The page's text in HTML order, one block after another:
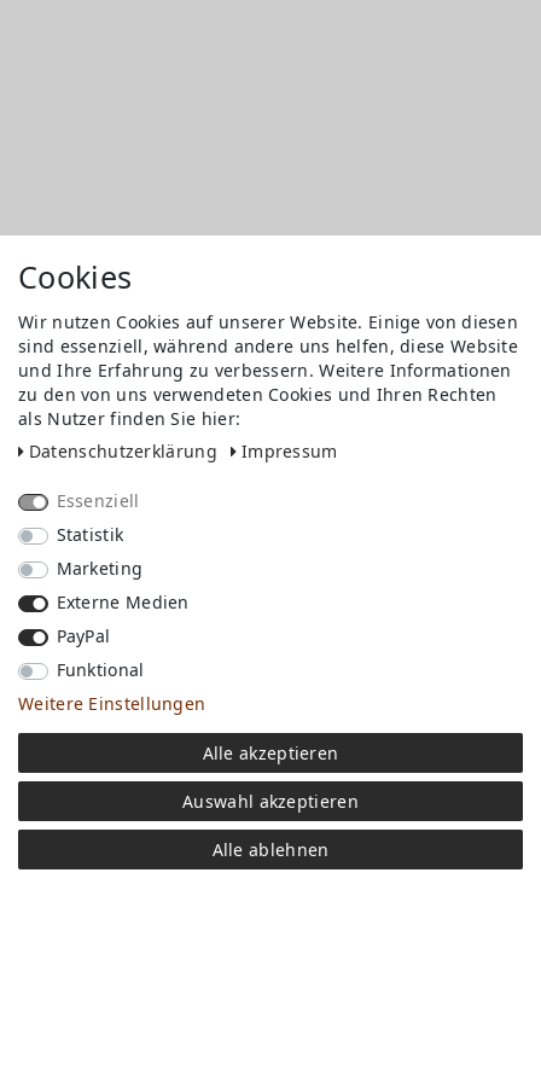
Versandkosten
Bezahlen
Widerrufs­recht
Impressum
Store
FAQ
Jobs
Cookies
Wir nutzen Cookies auf unserer Website. Einige von diesen
sind essenziell, während andere uns helfen, diese Website
und Ihre Erfahrung zu verbessern. Weitere Informationen
zu den von uns verwendeten Cookies und Ihren Rechten
als Nutzer finden Sie hier:
Daten­schutz­erklärung
Impressum
Essenziell
Statistik
Marketing
Externe Medien
PayPal
Funktional
Weitere Einstellungen
Alle akzeptieren
Auswahl akzeptieren
Alle ablehnen